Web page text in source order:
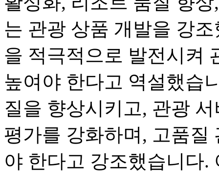
는 관광 상품 개발을 강
을 적극적으로 발전시켜
높여야 한다고 역설했습
질을 향상시키고, 관광
평가를 강화하며, 고품질
야 한다고 강조했습니다.